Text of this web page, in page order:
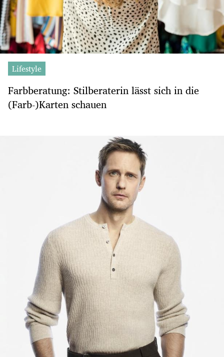
Lifestyle
Farbberatung: Stilberaterin lässt sich in die
(Farb-)Karten schauen